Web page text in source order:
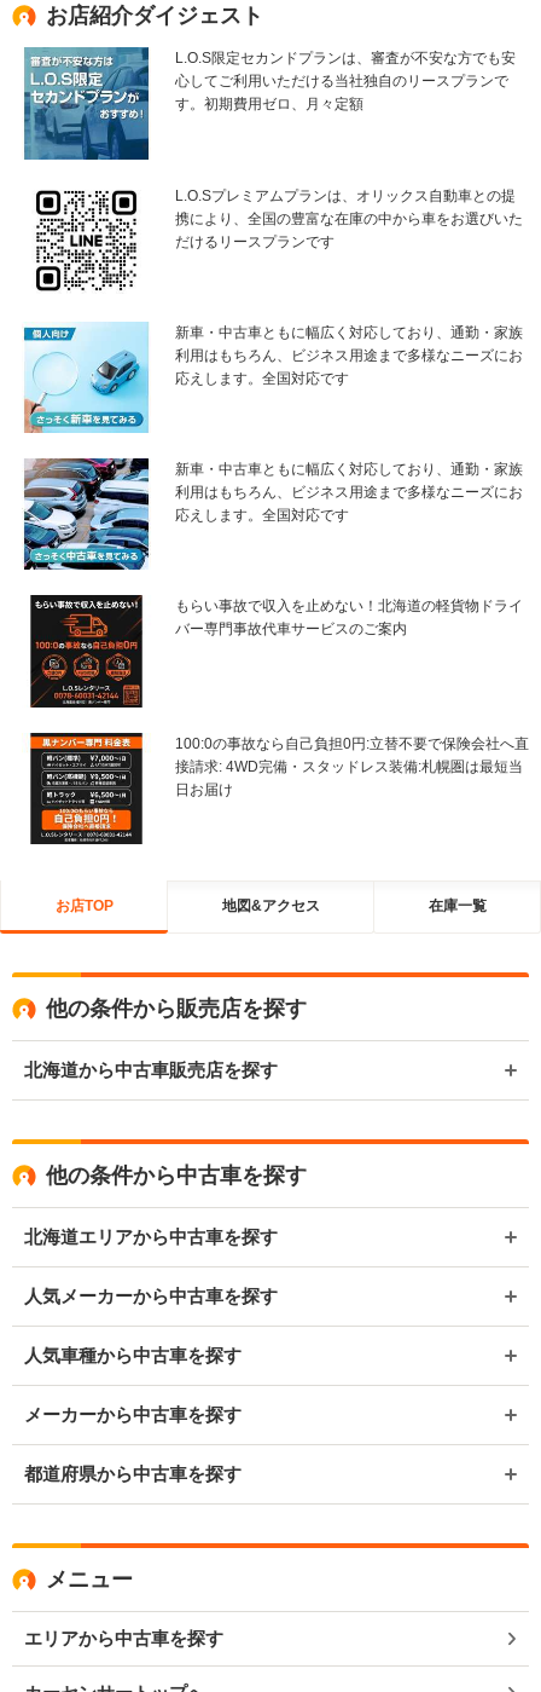
お店紹介ダイジェスト
L.O.S限定セカンドプランは、審査が不安な方でも安
心してご利用いただける当社独自のリースプランで
す。初期費用ゼロ、月々定額
L.O.Sプレミアムプランは、オリックス自動車との提
携により、全国の豊富な在庫の中から車をお選びいた
だけるリースプランです
新車・中古車ともに幅広く対応しており、通勤・家族
利用はもちろん、ビジネス用途まで多様なニーズにお
応えします。全国対応です
新車・中古車ともに幅広く対応しており、通勤・家族
利用はもちろん、ビジネス用途まで多様なニーズにお
応えします。全国対応です
もらい事故で収入を止めない！北海道の軽貨物ドライ
バー専門事故代車サービスのご案内
100:0の事故なら自己負担0円:立替不要で保険会社へ直
接請求: 4WD完備・スタッドレス装備:札幌圏は最短当
日お届け
お店TOP 地図&アクセス 在庫一覧
他の条件から販売店を探す
北海道から中古車販売店を探す
他の条件から中古車を探す
北海道エリアから中古車を探す
人気メーカーから中古車を探す
人気車種から中古車を探す
メーカーから中古車を探す
都道府県から中古車を探す
メニュー
エリアから中古車を探す